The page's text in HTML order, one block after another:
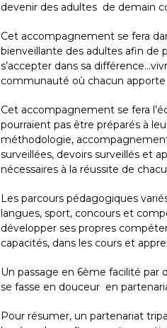
devenir des adultes de demain
Cet accompagnement se fera
bienveillante des adultes afin de
s’accepter dans sa
communauté où chacun
Cet accompagnement se fera
pourraient pas être préparés à
méthodologie,
surveillées, devoirs surveillés et
nécessaires à la réussite de
Les parcours pédagogiques
langues, sport, concours et
développer ses propres
capacités, dans les cours et
Un passage en 6ème facilité par
se fasse en douceur en
Pour résumer, un partenariat